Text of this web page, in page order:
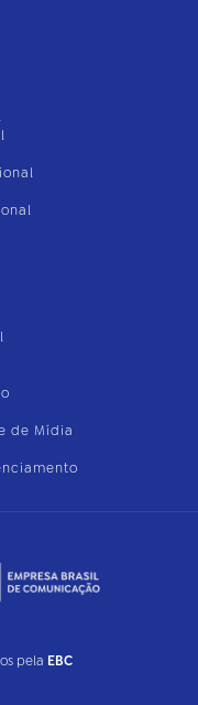
de Mídia
pela EBC